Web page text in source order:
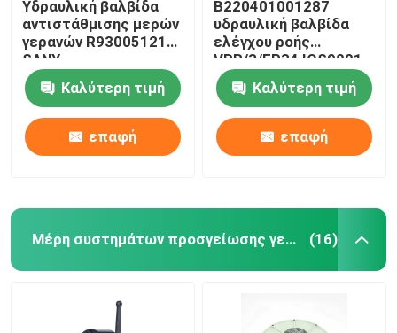
Υδραυλική βαλβίδα
αντιστάθμισης μερών
γερανών R930051212
SANY
Καλύτερη τιμή
επαφή
B220401001287
υδραυλική βαλβίδα
ελέγχου ροής
VPR/3/EP34 IOS9001
Καλύτερη τιμή
επαφή
Μέρη συστημάτων προσγείωσης γερανών (16)